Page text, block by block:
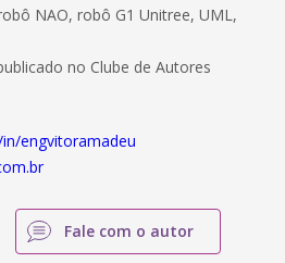
NAO, robô G1 Unitree, UML,
no Clube de Autores
engvitoramadeu
Fale com o autor